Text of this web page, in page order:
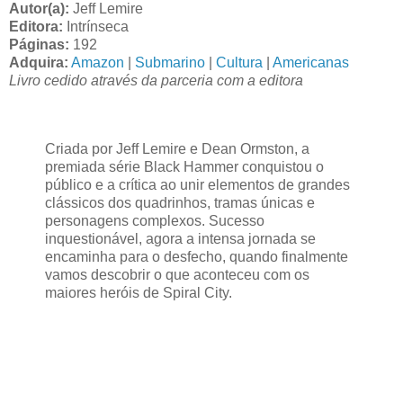
Autor(a): Jeff Lemire
Editora: Intrínseca
Páginas: 192
Adquira: Amazon Submarino Cultura
Americanas
Livro cedido através da parceria com a editora
Criada por Jeff Lemire e Dean Ormston, a
premiada série Black Hammer conquistou o
público e a crítica ao unir elementos de grandes
clássicos dos quadrinhos, tramas únicas e
personagens complexos. Sucesso
inquestionável, agora a intensa jornada se
encaminha para o desfecho, quando finalmente
vamos descobrir o que aconteceu com os
maiores heróis de Spiral City.